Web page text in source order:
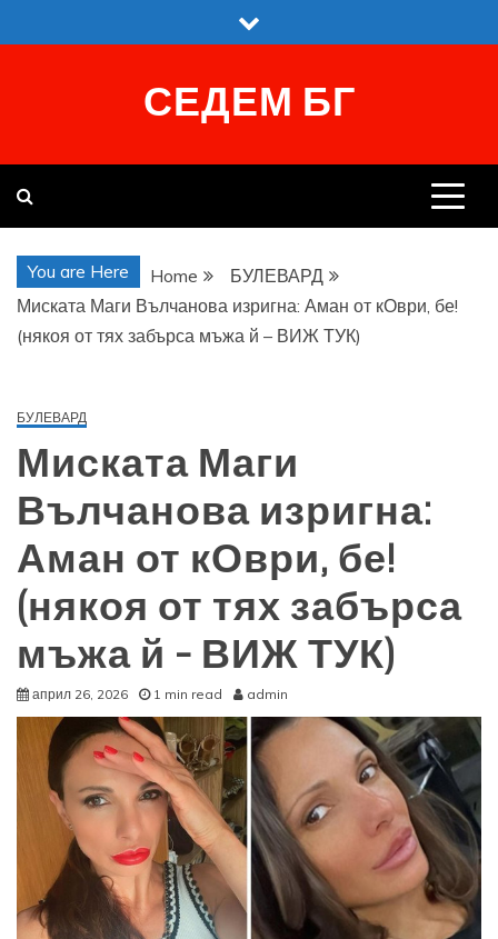
to
СЕДЕМ БГ
You are Here Home
БУЛЕВАРД
Миската Маги Вълчанова изригна: Аман от кОври, бе!
(някоя от тях забърса мъжа й – ВИЖ ТУК)
БУЛЕВАРД
Миската Маги
Вълчанова изригна:
Аман от кОври, бе!
(някоя от тях забърса
мъжа й – ВИЖ ТУК)
април 26, 2026 1 min read admin